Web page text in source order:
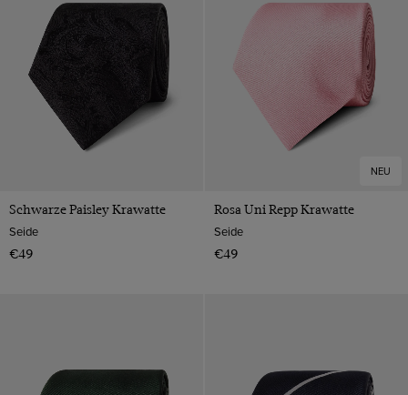
Schwarze Paisley Krawatte
Seide
€49
NEU
Rosa Uni Repp Krawatte
Seide
€49